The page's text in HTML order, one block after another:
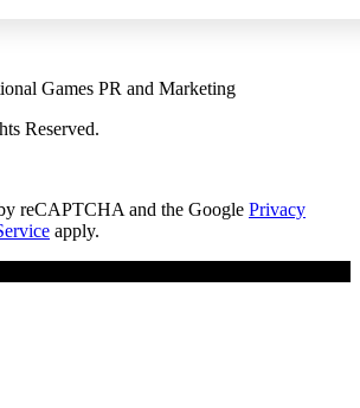
Games PR and Marketing
Reserved.
reCAPTCHA and the Google Privacy
apply.